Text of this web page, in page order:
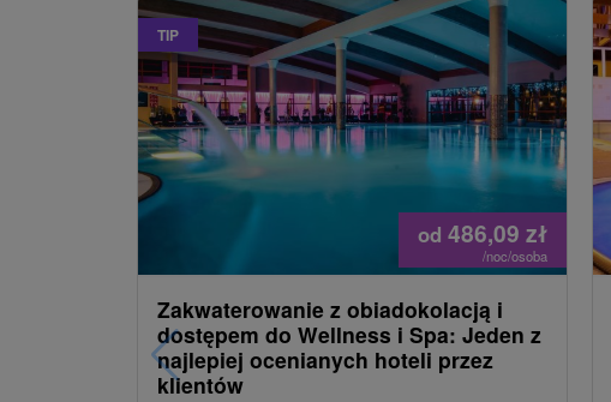
TIP
od 486,09 zł
/noc/osoba
Zakwaterowanie z obiadokolacją i
dostępem do Wellness i Spa: Jeden z
najlepiej ocenianych hoteli przez
klientów